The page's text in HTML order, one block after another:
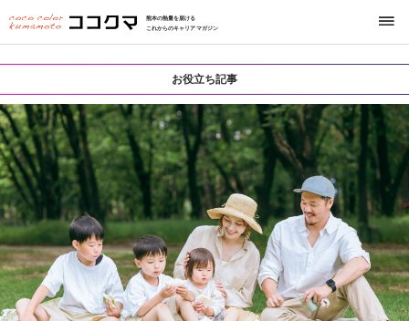
熊本の熱量を届ける
これからのキャリアマガジン
お役立ち記事